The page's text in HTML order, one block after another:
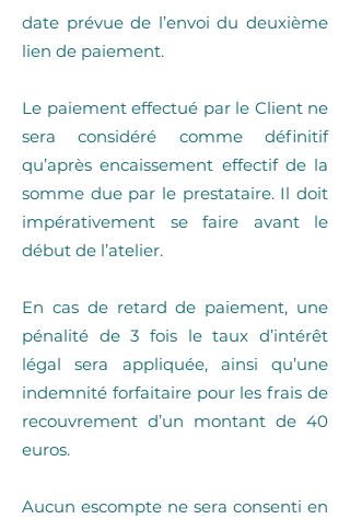
date prévue de l’envoi du deuxième
lien de paiement.
Le paiement effectué par le Client ne
sera considéré comme définitif
qu’après encaissement effectif de la
somme due par le prestataire. Il doit
impérativement se faire avant le
début de l’atelier.
En cas de retard de paiement, une
pénalité de 3 fois le taux d’intérêt
légal sera appliquée, ainsi qu’une
indemnité forfaitaire pour les frais de
recouvrement d’un montant de 40
euros.
Aucun escompte ne sera consenti en